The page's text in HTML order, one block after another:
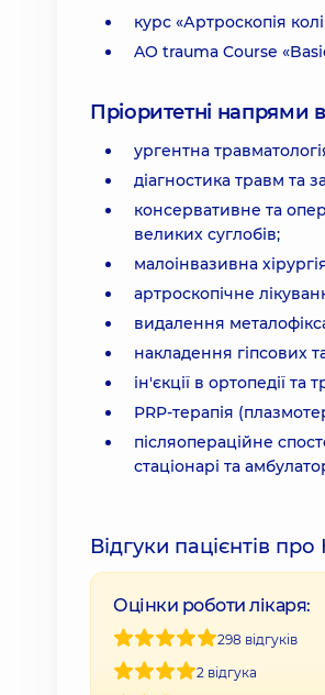
курс «Артроскопія
AO trauma Course
Пріоритетні напрями
ургентна
діагностика травм та
консервативне та
великих суглобів;
малоінвазивна
артроскопічне
видалення
накладення гіпсових
ін'єкції в ортопедії та
PRP-терапія
післяопераційне
стаціонарі та
Відгуки пацієнтів
Оцінки роботи лікаря:
298 відгуків
2 відгука